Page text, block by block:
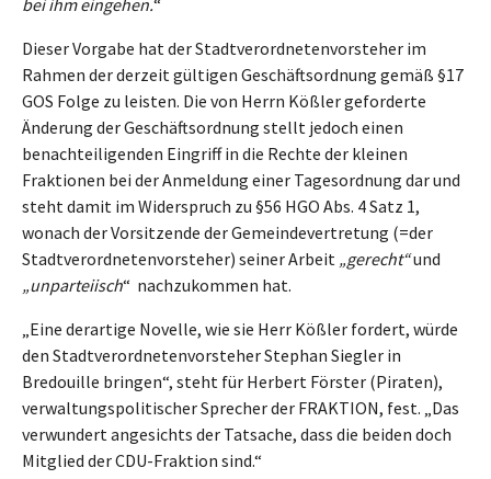
Dieser Vorgabe hat der Stadtverordnetenvorsteher im
Rahmen der derzeit gültigen Geschäftsordnung gemäß §17
GOS Folge zu leisten. Die von Herrn Kößler geforderte
Änderung der Geschäftsordnung stellt jedoch einen
benachteiligenden Eingriff in die Rechte der kleinen
Fraktionen bei der Anmeldung einer Tagesordnung dar und
steht damit im Widerspruch zu §56 HGO Abs. 4 Satz 1,
wonach der Vorsitzende der Gemeindevertretung (=der
Stadtverordnetenvorsteher) seiner Arbeit „gerecht“und
„unparteiisch“ nachzukommen hat.
„Eine derartige Novelle, wie sie Herr Kößler fordert, würde
den Stadtverordnetenvorsteher Stephan Siegler in
Bredouille bringen“, steht für Herbert Förster (Piraten),
verwaltungspolitischer Sprecher der FRAKTION, fest. „Das
verwundert angesichts der Tatsache, dass die beiden doch
Mitglied der CDU-Fraktion sind.“